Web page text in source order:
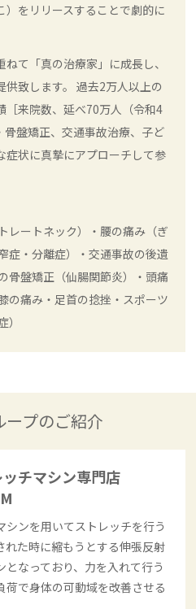
）をリリースすることで劇的に
て「真の治療家」に成長し、
供致します。 過去2万人以上の
［来院数、延べ70万人（令和4
盤矯正、交通事故治療、子ど
症状に真摯にアプローチして参
レートネック）・腰の痛み（ぎ
症・分離症）・交通事故の後遺
骨盤矯正（仙腸関節炎）・頭痛
の痛み・足首の捻挫・スポーツ
ープのご紹介
チマシン専門店
シンを用いてストレッチを行う
れた時に縮もうとする伸張反射
なっており、力を入れて行う
荷で身体の可動域を改善させる